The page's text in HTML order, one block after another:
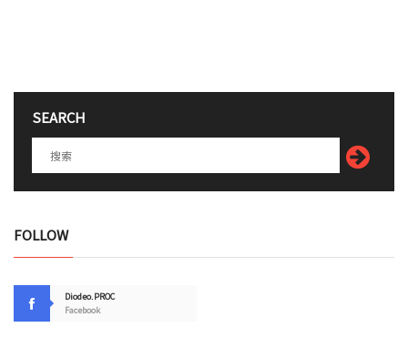
SEARCH
FOLLOW
Diodeo.PROC
Facebook